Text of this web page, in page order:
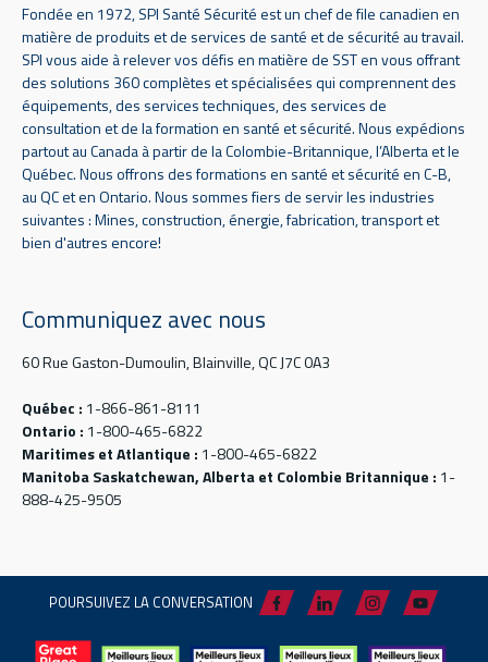
Fondée en 1972, SPI Santé Sécurité est un chef de file canadien en
matière de produits et de services de santé et de sécurité au travail.
SPI vous aide à relever vos défis en matière de SST en vous offrant
des solutions 360 complètes et spécialisées qui comprennent des
équipements, des services techniques, des services de
consultation et de la formation en santé et sécurité. Nous expédions
partout au Canada à partir de la Colombie-Britannique, l’Alberta et le
Québec. Nous offrons des formations en santé et sécurité en C-B,
au QC et en Ontario. Nous sommes fiers de servir les industries
suivantes : Mines, construction, énergie, fabrication, transport et
bien d'autres encore!
Communiquez avec nous
60 Rue Gaston-Dumoulin, Blainville, QC J7C 0A3
Québec : 1-866-861-8111
Ontario : 1-800-465-6822
Maritimes et Atlantique : 1-800-465-6822
Manitoba Saskatchewan, Alberta et Colombie Britannique : 1-
888-425-9505
POURSUIVEZ LA CONVERSATION